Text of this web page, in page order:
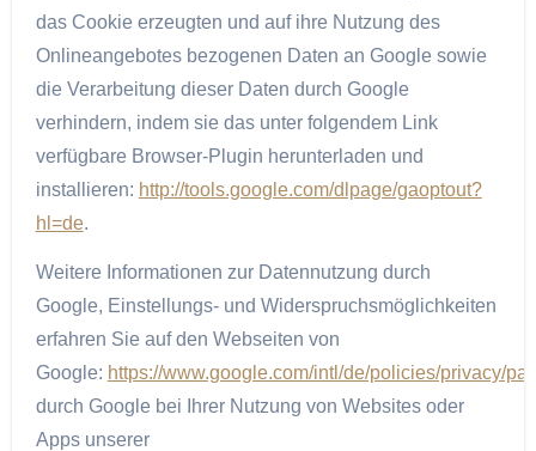
das Cookie erzeugten und auf ihre Nutzung des
Onlineangebotes bezogenen Daten an Google sowie
die Verarbeitung dieser Daten durch Google
verhindern, indem sie das unter folgendem Link
verfügbare Browser-Plugin herunterladen und
installieren: http://tools.google.com/dlpage/gaoptout?
hl=de.
Weitere Informationen zur Datennutzung durch
Google, Einstellungs- und Widerspruchsmöglichkeiten
erfahren Sie auf den Webseiten von
Google: https://www.google.com/intl/de/policies/privacy/
durch Google bei Ihrer Nutzung von Websites oder
Apps unserer